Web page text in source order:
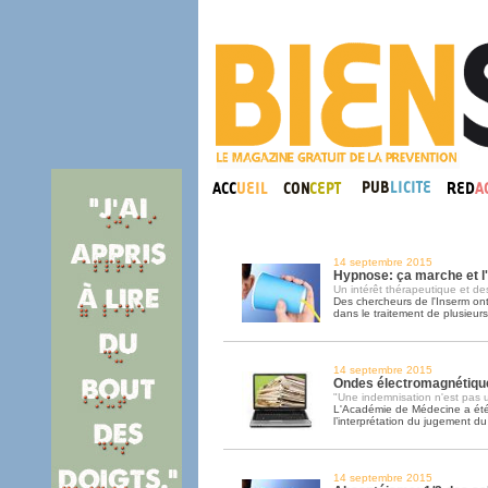
14 septembre 2015
Hypnose: ça marche et
Un intérêt thérapeutique et
Des chercheurs de l'Inserm
dans le traitement de
14 septembre 2015
Ondes
"Une indemnisation n'est pas
L'Académie de Médecine a
l’interprétation du jugement
14 septembre 2015